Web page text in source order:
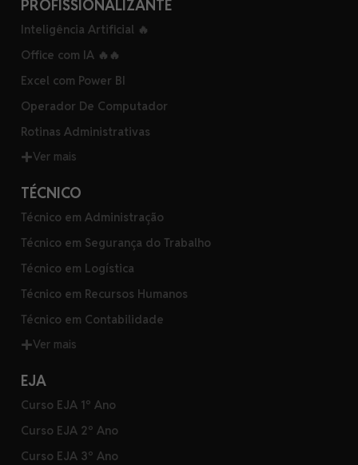
PROFISSIONALIZANTE
Inteligência Artificial 🔥
Office com IA 🔥🔥
Excel com Power BI
Operador De Computador
Rotinas Administrativas
Ver mais
TÉCNICO
Técnico em Administração
Técnico em Segurança do Trabalho
Técnico em Logística
Técnico em Recursos Humanos
Técnico em Contabilidade
Ver mais
EJA
Curso EJA 1º Ano
Curso EJA 2º Ano
Curso EJA 3º Ano